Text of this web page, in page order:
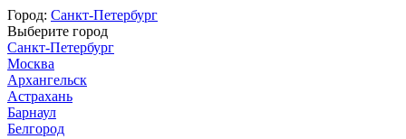
Город: Санкт-Петербург
Выберите город
Санкт-Петербург
Москва
Архангельск
Астрахань
Барнаул
Белгород